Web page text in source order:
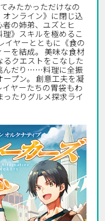
みたかっただけなの
ンライン》に閉じ込
の姉弟、ユズとヒ
理》スキルを極めるこ
イヤーとともに《食の
を結成。 美味な食材
クエストをこなした
んだり……料理に全振
プン。 創意工夫を凝
ヤーたちの胃袋もわ
ったりグルメ探求ライ